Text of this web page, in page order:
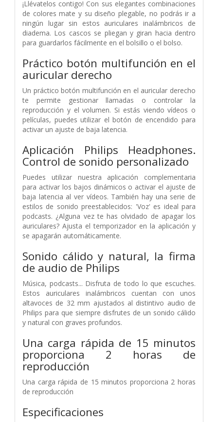
¡Llévatelos contigo! Con sus elegantes combinaciones
de colores mate y su diseño plegable, no podrás ir a
ningún lugar sin estos auriculares inalámbricos de
diadema. Los cascos se pliegan y giran hacia dentro
para guardarlos fácilmente en el bolsillo o el bolso.
Práctico botón multifunción en el
auricular derecho
Un práctico botón multifunción en el auricular derecho
te permite gestionar llamadas o controlar la
reproducción y el volumen. Si estás viendo vídeos o
películas, puedes utilizar el botón de encendido para
activar un ajuste de baja latencia.
Aplicación Philips Headphones.
Control de sonido personalizado
Puedes utilizar nuestra aplicación complementaria
para activar los bajos dinámicos o activar el ajuste de
baja latencia al ver vídeos. También hay una serie de
estilos de sonido preestablecidos: 'Voz' es ideal para
podcasts. ¿Alguna vez te has olvidado de apagar los
auriculares? Ajusta el temporizador en la aplicación y
se apagarán automáticamente.
Sonido cálido y natural, la firma
de audio de Philips
Música, podcasts... Disfruta de todo lo que escuches.
Estos auriculares inalámbricos cuentan con unos
altavoces de 32 mm ajustados al distintivo audio de
Philips para que siempre disfrutes de un sonido cálido
y natural con graves profundos.
Una carga rápida de 15 minutos
proporciona 2 horas de
reproducción
Una carga rápida de 15 minutos proporciona 2 horas
de reproducción
Especificaciones